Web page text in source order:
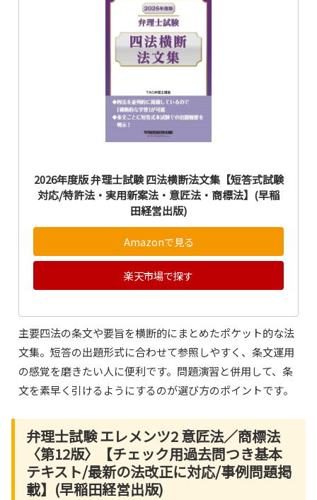
2026年度版 弁理士試験 四法横断法文集【短答式試験
対応/特許法・実用新案法・意匠法・商標法】(早稲
田経営出版)
Amazonで見る
楽天市場で探す
主要四法の条文や要旨を横断的にまとめたポケット的な法
文集。短答の出題形式に合わせて参照しやすく、条文運用
の感覚を磨きたい人に便利です。問題演習と併用して、条
文を素早く引けるようにするのが選び方のポイントです。
弁理士試験 エレメンツ2 意匠法／商標法
〈第12版〉【チェック用過去問つき基本
テキスト/最新の法改正に対応/事例問題掲
載】(早稲田経営出版)